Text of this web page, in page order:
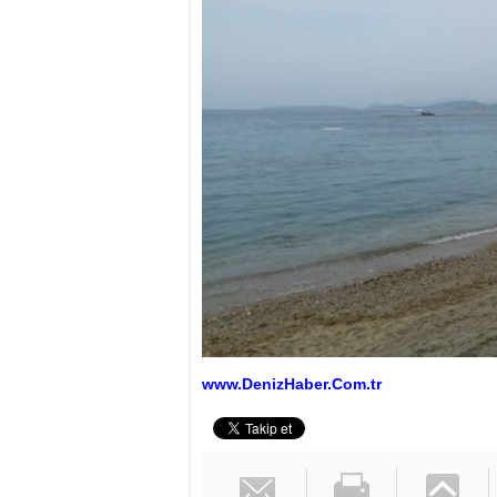
www.DenizHaber.Com.tr